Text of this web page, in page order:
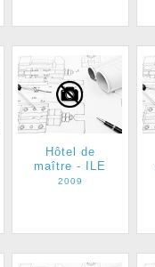
Hôtel de
maître - ILE
2009